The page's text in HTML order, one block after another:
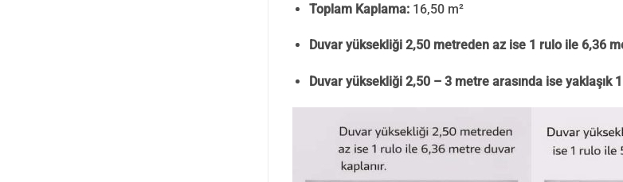
Toplam Kaplama:16,50 m²
Duvar yüksekliği 2,50 metreden az ise 1 rulo ile 6,36
Duvar yüksekliği 2,50 – 3 metre arasında ise yaklaşık